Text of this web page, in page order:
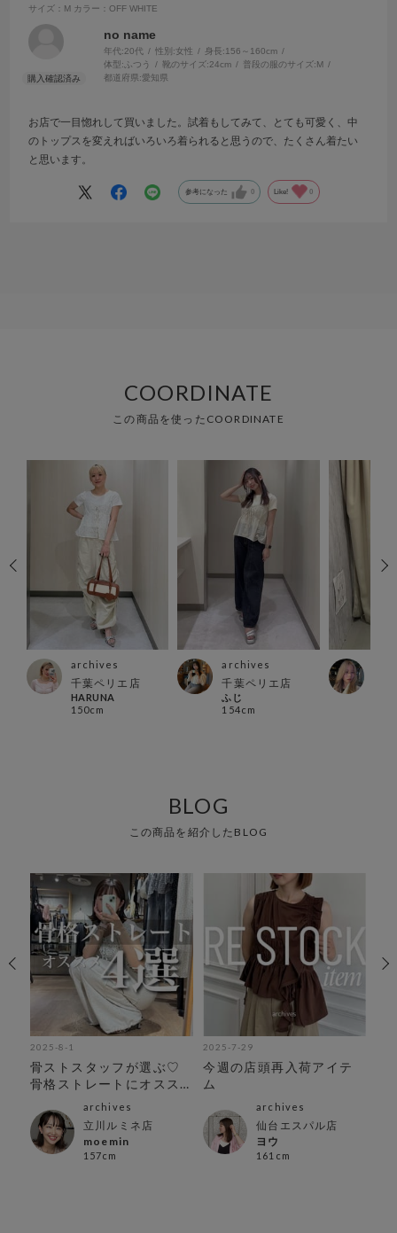
サイズ：M カラー：OFF WHITE
no name
年代:20代 性別:女性 身長:156～160cm
体型: ふつう 靴のサイズ:24cm 普段の服のサイズ:M
都道府県:愛知県
お店で一目惚れして買いました。試着もしてみて、とても可愛く、中
のトップスを変えればいろいろ着られると思うので、たくさん着たい
と思います。
参考になった 0 Like! 0
COORDINATE
この商品を使ったCOORDINATE
archives
千葉ペリエ店
HARUNA
150cm
archives
千葉ペリエ店
ふじ
154cm
BLOG
この商品を紹介したBLOG
2025-8-1
骨ストスタッフが選ぶ♡
骨格ストレートにオスス
archives
立川ルミネ店
moemin
157cm
2025-7-29
今週の店頭再入荷アイテ
ム
archives
仙台エスパル店
ヨウ
161cm